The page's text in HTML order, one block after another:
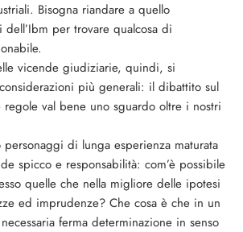
Bisogna riandare a quello
dell’Ibm per trovare qualcosa di
vicende giudiziarie, quindi, si
più generali: il dibattito sul
regole val bene uno sguardo oltre i nostri
personaggi di lunga esperienza maturata
spicco e responsabilità: com’è possibile
quelle che nella migliore delle ipotesi
ed imprudenze? Che cosa è che in un
ferma determinazione in senso